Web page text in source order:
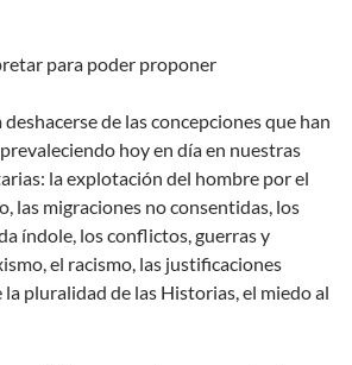
para poder proponer
deshacerse de las concepciones que han
hoy en día en nuestras
la explotación del hombre por el
las migraciones no consentidas, los
índole, los conflictos, guerras y
el racismo, las justificaciones
la pluralidad de las Historias, el miedo al